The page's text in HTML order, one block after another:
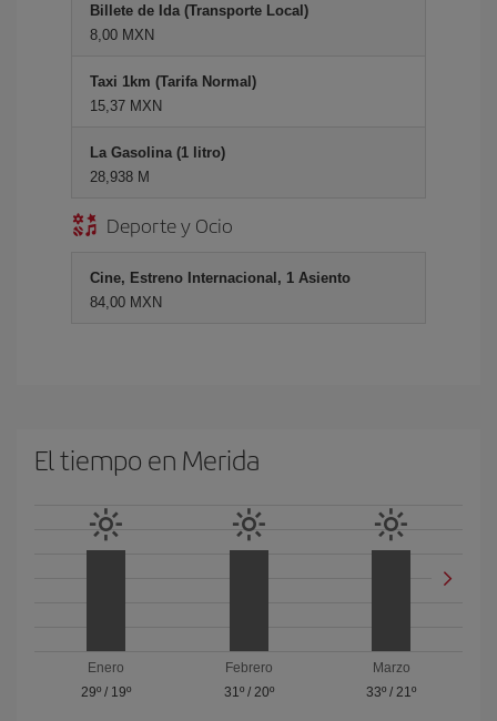
Billete de Ida (Transporte Local)
8,00 MXN
Taxi 1km (Tarifa Normal)
15,37 MXN
La Gasolina (1 litro)
28,938 M
Deporte y Ocio
Cine, Estreno Internacional, 1 Asiento
84,00 MXN
El tiempo en Merida
Enero
29º/ 19º
Febrero
31º/ 20º
Marzo
33º / 21º